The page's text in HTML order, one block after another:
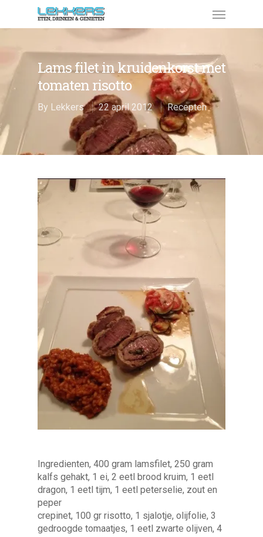
Lams filet in kruidenkorst met
tomaten risotto
By Lekkers 22 april 2012 Recepten
Ingredienten, 400 gram lamsfilet, 250 gram
kalfs gehakt, 1 ei, 2 eetl brood kruim, 1 eetl
dragon, 1 eetl tijm, 1 eetl peterselie, zout en
peper
crepinet, 100 gr risotto, 1 sjalotje, olijfolie, 3
gedroogde tomaatjes, 1 eetl zwarte olijven, 4